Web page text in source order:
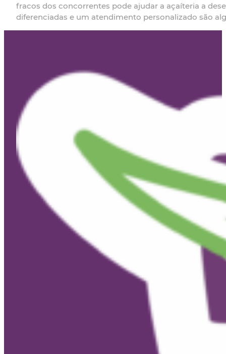
fracos dos concorrentes pode ajudar a açaíteria a
diferenciadas e um atendimento personalizado são